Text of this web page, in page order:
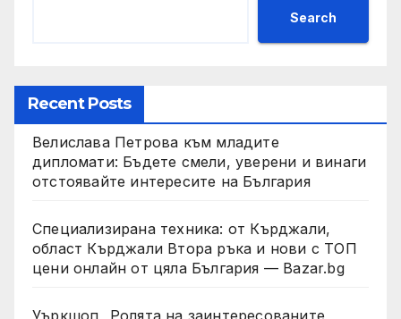
Search
Recent Posts
Велислава Петрова към младите
дипломати: Бъдете смели, уверени и винаги
отстоявайте интересите на България
Специализирана техника: от Кърджали,
област Кърджали Втора ръка и нови с ТОП
цени онлайн от цяла България — Bazar.bg
Уъркшоп „Ролята на заинтересованите